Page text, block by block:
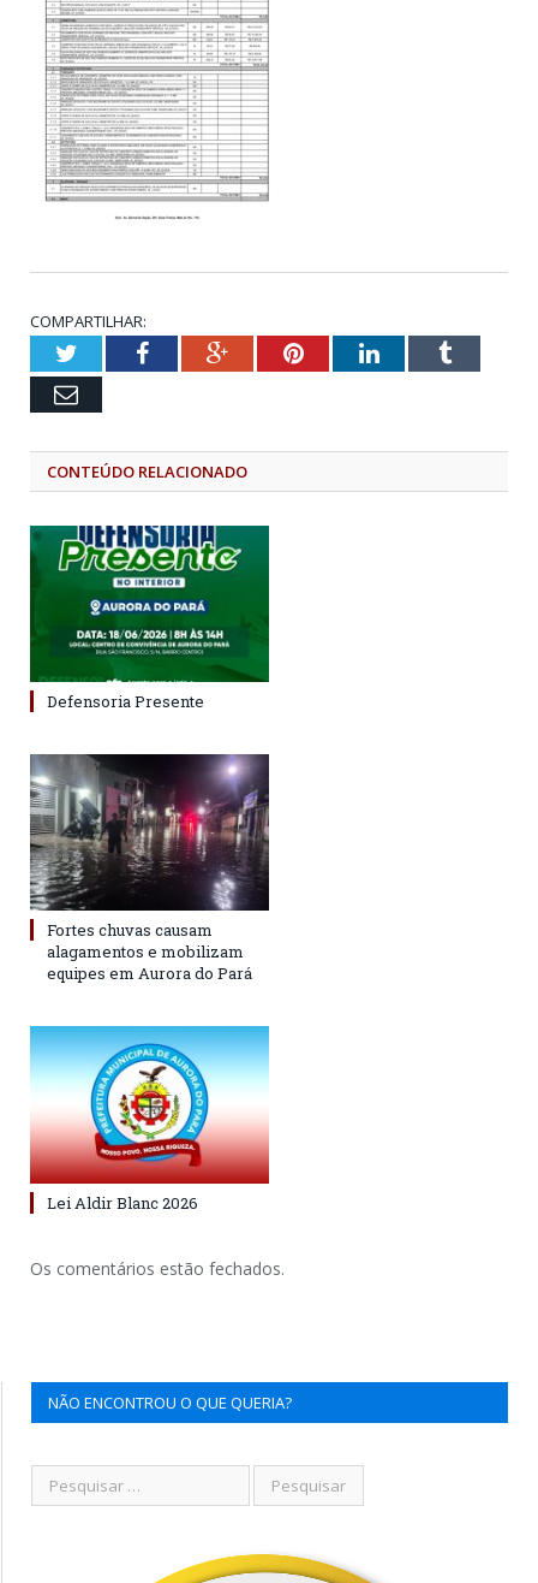
COMPARTILHAR:
TwitterFacebookGoogle+PinterestLinkedInTumblr
Email
CONTEÚDO RELACIONADO
Defensoria Presente
Fortes chuvas causam
alagamentos e mobilizam
equipes em Aurora do Pará
Lei Aldir Blanc 2026
Os comentários estão fechados.
NÃO ENCONTROU O QUE QUERIA?